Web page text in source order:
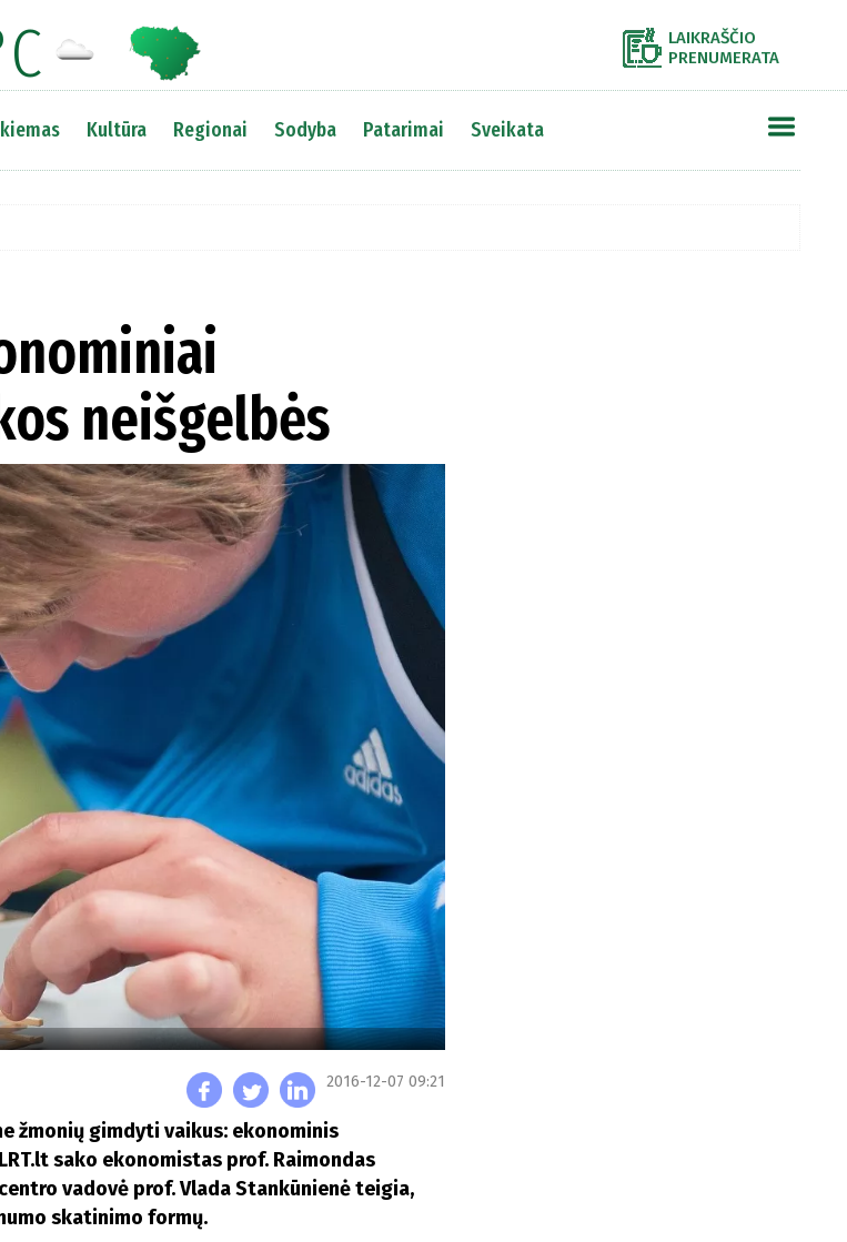
LAIKRAŠČIO
PRENUMERATA
Kultūra Regionai Sodyba Patarimai Sveikata
neišgelbės
2016-12-07 09:21
žmonių gimdyti vaikus: ekonominis
sako ekonomistas prof. Raimondas
vadovė prof. Vlada Stankūnienė teigia,
skatinimo formų.